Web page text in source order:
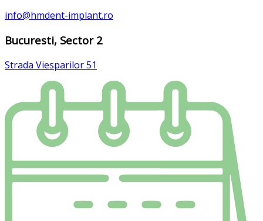
info@hmdent-implant.ro
Bucuresti, Sector 2
Strada Viesparilor 51